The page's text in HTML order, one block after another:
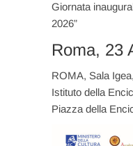
Giornata
2026”
Roma, 23
ROMA, Sala
Istituto della
Piazza della